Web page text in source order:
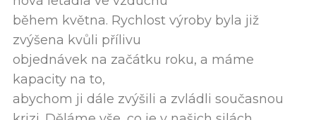
během května. Rychlost výroby byla již
zvýšena kvůli přílivu
objednávek na začátku roku, a máme
kapacity na to,
abychom ji dále zvýšili a zvládli současnou